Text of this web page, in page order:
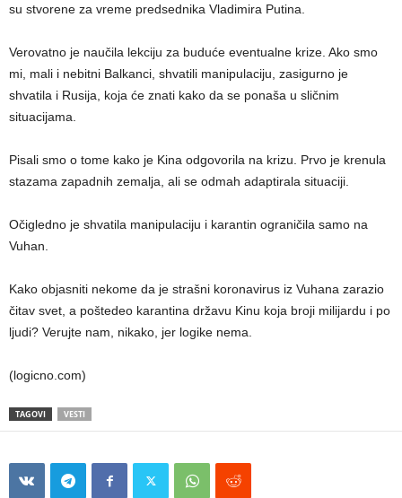
su stvorene za vreme predsednika Vladimira Putina.
Verovatno je naučila lekciju za buduće eventualne krize. Ako smo
mi, mali i nebitni Balkanci, shvatili manipulaciju, zasigurno je
shvatila i Rusija, koja će znati kako da se ponaša u sličnim
situacijama.
Pisali smo o tome kako je Kina odgovorila na krizu. Prvo je krenula
stazama zapadnih zemalja, ali se odmah adaptirala situaciji.
Očigledno je shvatila manipulaciju i karantin ograničila samo na
Vuhan.
Kako objasniti nekome da je strašni koronavirus iz Vuhana zarazio
čitav svet, a poštedeo karantina državu Kinu koja broji milijardu i po
ljudi? Verujte nam, nikako, jer logike nema.
(logicno.com)
TAGOVI VESTI